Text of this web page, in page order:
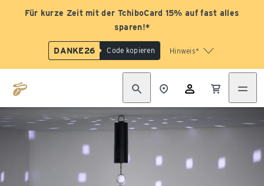
Für kurze Zeit mit der TchiboCard 15% auf fast alles
sparen!*
DANKE26 Code kopieren Hinweis*